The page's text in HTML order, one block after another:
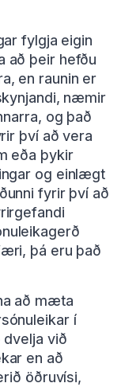
fylgja eigin
að þeir hefðu
en raunin er
næmir
og það
því að vera
eða þykir
og einlægt
fyrir því að
þá eru það
að mæta
í
dvelja við
en að
öðruvísi,